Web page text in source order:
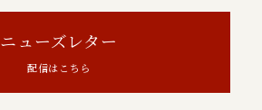
ニューズレター
配信はこちら